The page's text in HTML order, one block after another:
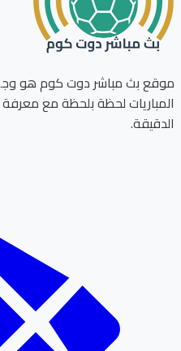
موقع بث مباشر دوت كوم هو
المباريات لحظة بلحظة مع معرفة
الدقيقة.